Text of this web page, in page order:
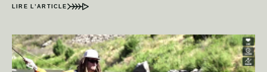
LIRE L’ARTICLE